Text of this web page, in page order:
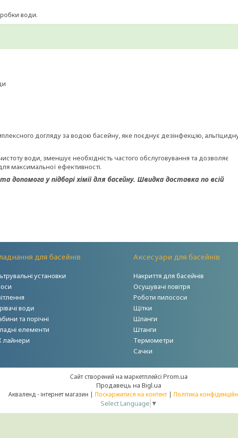
води.
догляду за водою басейну, яке поєднує дезінфекцію,
води, зменшує необхідність частого обслуговування та дозволяє
максимальної ефективності.
допомога у підборі хімії для басейну. Швидка доставка по всій
для басейнів
установки
води
та порічні
елементи
лайнери
Аксесуари для басейнів
Накриття для басейнів
Осушувачі повітря
Роботи пилососи
Щітки
Шланги
Штанги
Термометри
Сачки
Сайт створений на маркетплейсі Prom.ua
Продавець на Bigl.ua
Акваленд - інтернет магазин | Поскаржитися на контент | Політика
Select Language ▼